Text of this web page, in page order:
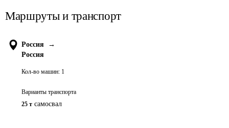
Маршруты и транспорт
Россия
→
Россия
Кол-во машин: 1
Варианты транспорта
25 т самосвал